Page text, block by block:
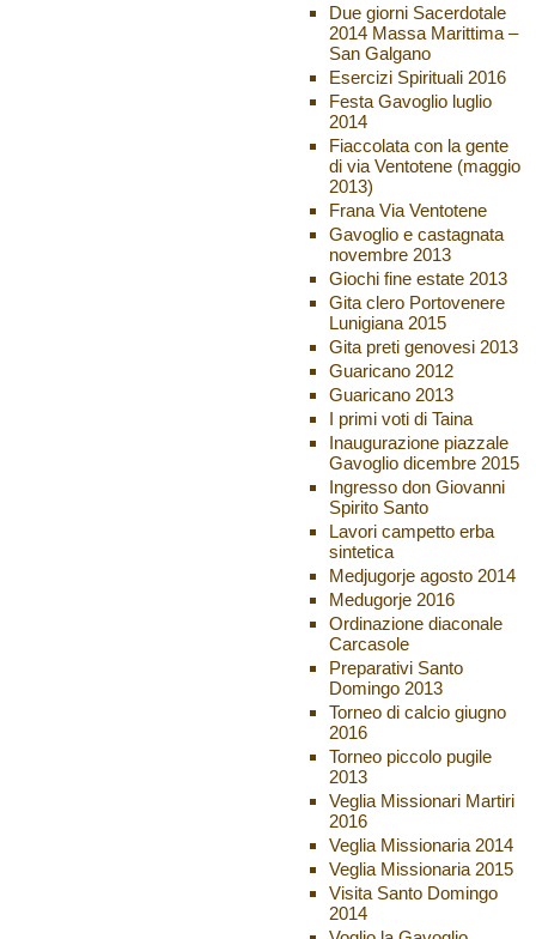
Due giorni Sacerdotale
2014 Massa Marittima –
San Galgano
Esercizi Spirituali 2016
Festa Gavoglio luglio
2014
Fiaccolata con la gente
di via Ventotene (maggio
2013)
Frana Via Ventotene
Gavoglio e castagnata
novembre 2013
Giochi fine estate 2013
Gita clero Portovenere
Lunigiana 2015
Gita preti genovesi 2013
Guaricano 2012
Guaricano 2013
I primi voti di Taina
Inaugurazione piazzale
Gavoglio dicembre 2015
Ingresso don Giovanni
Spirito Santo
Lavori campetto erba
sintetica
Medjugorje agosto 2014
Medugorje 2016
Ordinazione diaconale
Carcasole
Preparativi Santo
Domingo 2013
Torneo di calcio giugno
2016
Torneo piccolo pugile
2013
Veglia Missionari Martiri
2016
Veglia Missionaria 2014
Veglia Missionaria 2015
Visita Santo Domingo
2014